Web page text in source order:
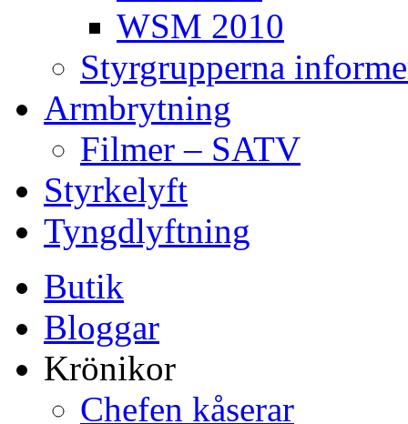
WSM 2010
Styrgrupperna
Armbrytning
Filmer – SATV
Styrkelyft
Tyngdlyftning
Butik
Bloggar
Krönikor
Chefen kåserar